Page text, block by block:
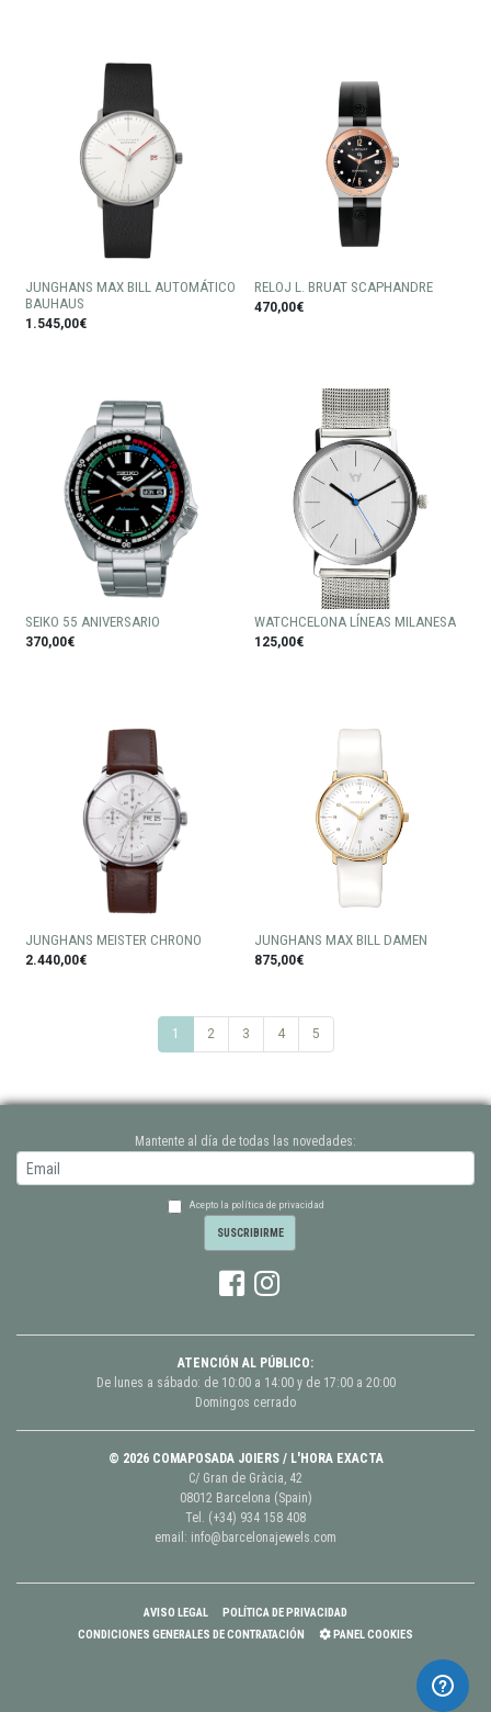
JUNGHANS MAX BILL AUTOMÁTICO
BAUHAUS
1.545,00€
RELOJ L. BRUAT SCAPHANDRE
470,00€
SEIKO 55 ANIVERSARIO
370,00€
WATCHCELONA LÍNEAS MILANESA
125,00€
JUNGHANS MEISTER CHRONO
2.440,00€
JUNGHANS MAX BILL DAMEN
875,00€
1 2 3 4 5
Mantente al día de todas las novedades:
Acepto la política de privacidad
ATENCIÓN AL PÚBLICO:
De lunes a sábado: de 10:00 a 14:00 y de 17:00 a 20:00
Domingos cerrado
© 2026 COMAPOSADA JOIERS / L'HORA EXACTA
C/ Gran de Gràcia, 42
08012 Barcelona (Spain)
Tel. (+34) 934 158 408
email: info@barcelonajewels.com
AVISO LEGAL
POLÍTICA DE PRIVACIDAD
CONDICIONES GENERALES DE CONTRATACIÓN
PANEL COOKIES